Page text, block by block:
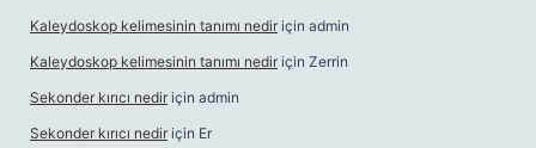
Kaleydoskop kelimesinin tanımı nedir için admin
Kaleydoskop kelimesinin tanımı nedir için Zerrin
Sekonder kırıcı nedir için admin
Sekonder kırıcı nedir için Er